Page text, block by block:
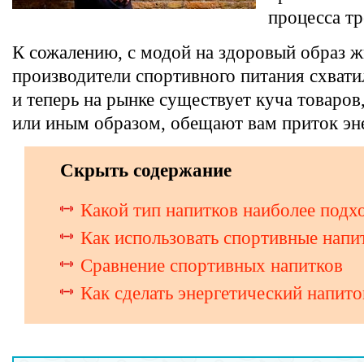
процесса
К сожалению, с модой на здоровый образ
производители спортивного питания
и теперь на рынке существует куча
или иным образом, обещают вам приток
Скрыть содержание
Какой тип напитков наиболее
Как использовать спортивные
Сравнение спортивных напитков
Как сделать энергетический